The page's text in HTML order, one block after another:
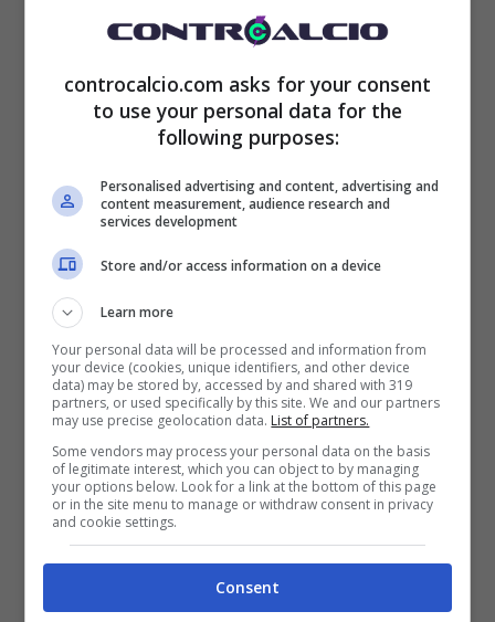
Juventus e Vlahovic, piano
con gli entusiasmi:
“Esaltazione esagerata”,
Allegri avvisato
Molti commentatori hanno elogiato la prova
della Juventus, ma non tutti. Ad esempio,
IvanZazzaroni, direttore del ‘Corriere dello
Sport’, non ha risparmiato critiche.
controcalcio.com asks for your consent
to use your personal data for the
following purposes:
Personalised advertising and content, advertising and
content measurement, audience research and
services development
Store and/or access information on a device
Learn more
Your personal data will be processed and information from
your device (cookies, unique identifiers, and other device
data) may be stored by, accessed by and shared with 319
partners, or used specifically by this site. We and our partners
may use precise geolocation data. List of partners.
Some vendors may process your personal data on the basis
of legitimate interest, which you can object to by managing
your options below. Look for a link at the bottom of this page
or in the site menu to manage or withdraw consent in privacy
and cookie settings.
Consent